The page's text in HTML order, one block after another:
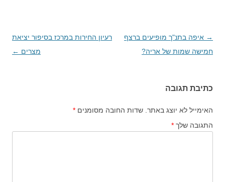
ניווט
בפוסטים
→ איפה בתנ"ך מופיעים ברצף
חמישה שמות של אריה?
רעיון החירות במרכז בסיפור יציאת
מצרים ←
כתיבת תגובה
האימייל לא יוצג באתר. שדות החובה מסומנים *
התגובה שלך *